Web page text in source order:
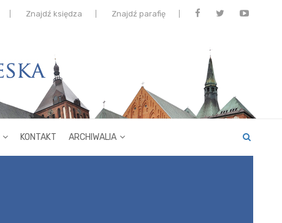
Znajdź księdza Znajdź parafię
KONTAKT ARCHIWALIA